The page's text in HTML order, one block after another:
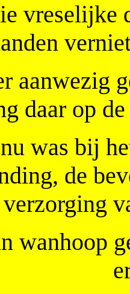
vreselijke
aanwezig
daar op
was bij
de
verzorging
wanhoop